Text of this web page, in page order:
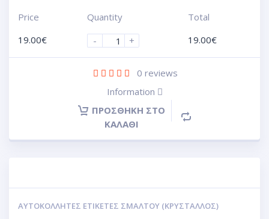
Price
19.00€
Quantity
-
+
Total
19.00€
0 reviews
Information
ΠΡΟΣΘΉΚΗ ΣΤΟ
ΚΑΛΆΘΙ
ΑΥΤΟΚΌΛΛΗΤΕΣ ΕΤΙΚΈΤΕΣ ΣΜΆΛΤΟΥ (ΚΡΥΣΤΑΛΛΟΣ)